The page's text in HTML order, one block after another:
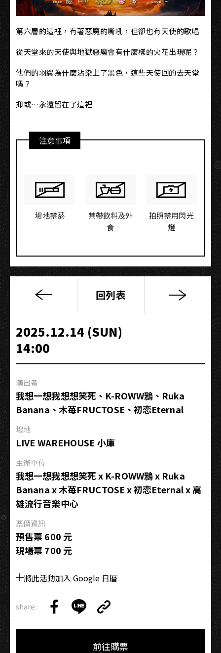
第六層的這裡，有著惡魔的嘶吼，但卻也有天使的歌唱
從天堂來的天使與地獄惡魔會有什麼樣的火花出現呢？
他們的羽翼為什麼沾染上了黑色，這些天使回的去天堂
嗎？
抑或…永遠留在了這裡
注意事項
場地禁菸
禁帶飲料及外
食
拍照禁用閃光
燈
Game
Jazz
it
Up?
【電
爵
士
會】
回列表
2025.12.14 (SUN)
14:00
演出者
我想一想我想想笑死、K-ROWW鴉、Ruka
Banana、木苺FRUCTOSE、初恋Eternal
場地
LIVE WAREHOUSE 小庫
主辦單位
我想一想我想想笑死 x K-ROWW鴉 x Ruka
Banana x 木苺FRUCTOSE x 初恋Eternal x 高
雄流行音樂中心
票價資訊
預售票 600 元
現場票 700 元
將此活動加入 Google 日曆
share:
on
on
Link
Copy
前往購票